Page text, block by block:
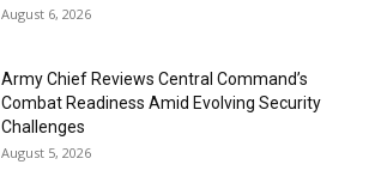
August 6, 2026
Army Chief Reviews Central Command’s
Combat Readiness Amid Evolving Security
Challenges
August 5, 2026